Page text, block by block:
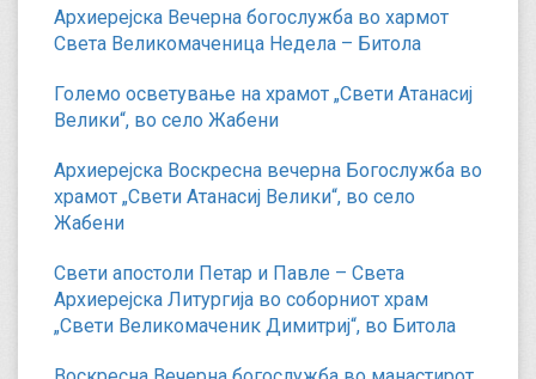
Архиерејска Вечерна богослужба во хармот
Света Великомаченица Недела – Битола
Големо осветување на храмот „Свети Атанасиј
Велики“, во село Жабени
Архиерејска Воскресна вечерна Богослужба во
храмот „Свети Атанасиј Велики“, во село
Жабени
Свети апостоли Петар и Павле – Света
Архиерејска Литургија во соборниот храм
„Свети Великомаченик Димитриј“, во Битола